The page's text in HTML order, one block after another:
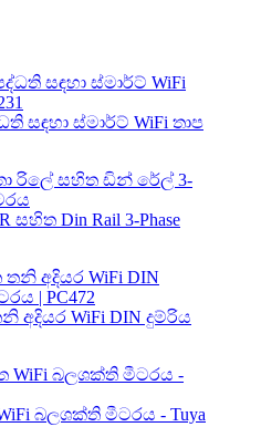
සඳහා ස්මාර්ට් WiFi තාප
Din Rail 3-Phase
අදියර WiFi DIN දුම්රිය
බලශක්ති මීටරය - Tuya